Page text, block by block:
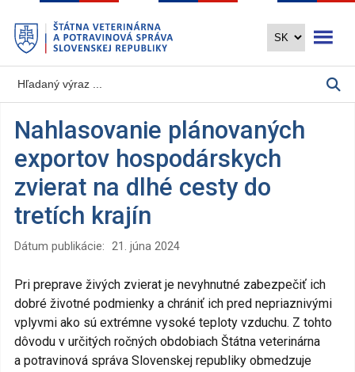
hlavný
obsah
Nahlasovanie plánovaných
exportov hospodárskych
zvierat na dlhé cesty do
tretích krajín
Dátum publikácie: 21. júna 2024
Pri preprave živých zvierat je nevyhnutné zabezpečiť ich
dobré životné podmienky a chrániť ich pred nepriaznivými
vplyvmi ako sú extrémne vysoké teploty vzduchu. Z tohto
dôvodu v určitých ročných obdobiach Štátna veterinárna
a potravinová správa Slovenskej republiky obmedzuje